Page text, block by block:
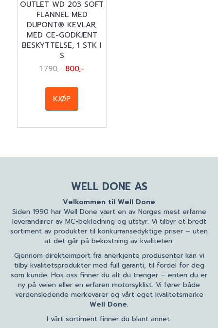
OUTLET WD 203 SOFT
FLANNEL MED
DUPONT® KEVLAR,
MED CE-GODKJENT
BESKYTTELSE, 1 STK I
S
1.790,- 800,-
KJØP
WELL DONE AS
Velkommen til Well Done
Siden 1990 har Well Done vært en av Norges mest erfarne
leverandører av MC-bekledning og utstyr. Vi tilbyr et bredt
sortiment av produkter til konkurransedyktige priser – uten
at det går på bekostning av kvaliteten.
Gjennom direkteimport fra anerkjente produsenter kan vi
tilby kvalitetsprodukter med full garanti, til fordel for deg
som kunde. Hos oss finner du alt du trenger – enten du er
ny på veien eller en erfaren motorsyklist. Vi fører både
verdensledende merkevarer og vårt eget kvalitetsmerke
Well Done.
I vårt sortiment finner du blant annet: